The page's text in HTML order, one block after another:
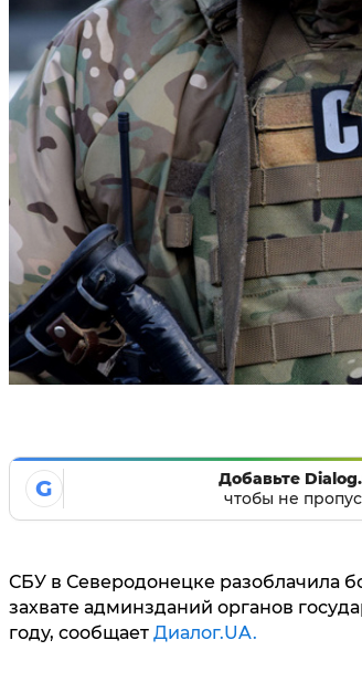
G
Добавьте
чтобы не
СБУ в Северодонецке разоблачила
захвате админзданий органов
году, сообщает Диалог.UA.